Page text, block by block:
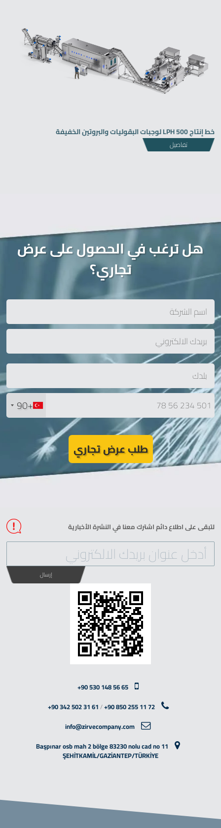
خط إنتاج LPH 500 لوجبات البقوليات والبروتين الخفيفة
تفاصيل
هل ترغب في الحصول على عرض
تجاري؟
+90
طلب عرض تجاري
لتبقى على اطلاع دائم اشترك معنا في النشرة الأخبارية
إرسال
+90 530 148 56 65
+90 342 502 31 61/+90 850 255 11 72
info@zirvecompany.com
Başpınar osb mah 2 bölge 83230 nolu cad no 11
ŞEHİTKAMİL/GAZİANTEP/TÜRKİYE